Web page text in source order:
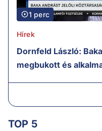
1 perc
Hírek
Dornfeld László:
megbukott és
TOP 5